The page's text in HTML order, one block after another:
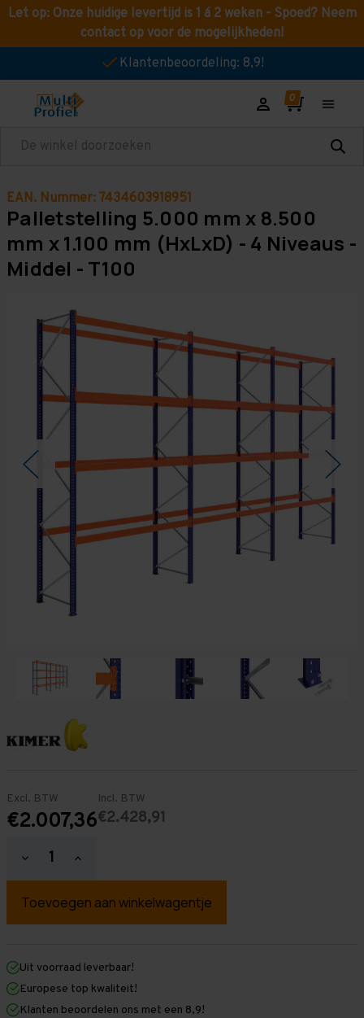
Let op: Onze huidige levertijd is 1 á 2 weken - Spoed? Neem
contact op voor de mogelijkheden!
Klantenbeoordeling: 8,9!
Zoeken
EAN. Nummer: 7434603918951
Palletstelling 5.000 mm x 8.500
mm x 1.100 mm (HxLxD) - 4 Niveaus -
Middel - T100
Excl. BTW
€2.007,36
Incl. BTW
€2.428,91
Hoeveelheid
verlagen
Palletstelling
mm
mm
x
1.100
mm
Hoeveelheid
verhogen
Palletstelling
mm
mm
1.100
mm
Uit voorraad leverbaar!
Europese top kwaliteit!
Klanten beoordelen ons met een 8,9!